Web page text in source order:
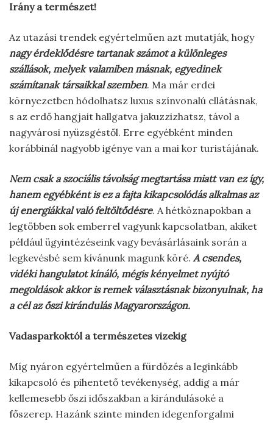
Irány a természet!
Az utazási trendek egyértelműen azt mutatják, hogy
nagy érdeklődésre tartanak számot a különleges
szállások, melyek valamiben másnak, egyedinek
számítanak társaikkal szemben. Ma már erdei
környezetben hódolhatsz luxus színvonalú ellátásnak,
s az erdő hangjait hallgatva jakuzzizhatsz, távol a
nagyvárosi nyüzsgéstől. Erre egyébként minden
korábbinál nagyobb igénye van a mai kor turistájának.
Nem csak a szociális távolság megtartása miatt van ez így,
hanem egyébként is ez a fajta kikapcsolódás alkalmas az
új energiákkal való feltöltődésre. A hétköznapokban a
legtöbben sok emberrel vagyunk kapcsolatban, akiket
például ügyintézéseink vagy bevásárlásaink során a
legkevésbé sem kívánunk magunk köré. A csendes,
vidéki hangulatot kínáló, mégis kényelmet nyújtó
megoldások akkor is remek választásnak bizonyulnak, ha
a cél az őszi kirándulás Magyarországon.
Vadasparkoktól a természetes vizekig
Míg nyáron egyértelműen a fürdőzés a leginkább
kikapcsoló és pihentető tevékenység, addig a már
kellemesebb őszi időszakban a kirándulásoké a
főszerep. Hazánk szinte minden idegenforgalmi